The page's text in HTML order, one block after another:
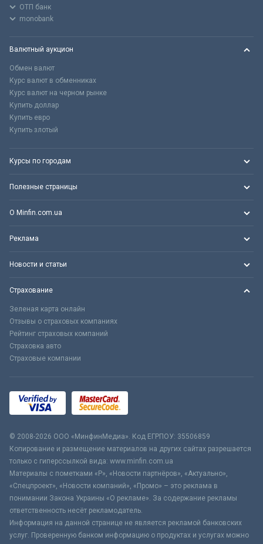
ОТП банк
monobank
Валютный аукцион
Обмен валют
Курс валют в обменниках
Курс валют на черном рынке
Купить доллар
Купить евро
Купить злотый
Курсы по городам
Полезные страницы
О Minfin.com.ua
Реклама
Новости и статьи
Страхование
Зеленая карта онлайн
Отзывы о страховых компаниях
Рейтинг страховых компаний
Страховка авто
Страховые компании
© 2008-2026 ООО «МинфинМедиа». Код ЕГРПОУ: 35506859
Копирование и размещение материалов на других сайтах разрешается
только с гиперссылкой вида: www.minfin.com.ua
Материалы с пометками «Р», «Новости партнёров», «Актуально»,
«Спецпроект», «Новости компаний», «Промо» – это реклама в
понимании Закона Украины «О рекламе». За содержание рекламы
ответственность несёт рекламодатель.
Информация на данной странице не является рекламой банковских
услуг. Проверенную банком информацию о продуктах и услугах можно